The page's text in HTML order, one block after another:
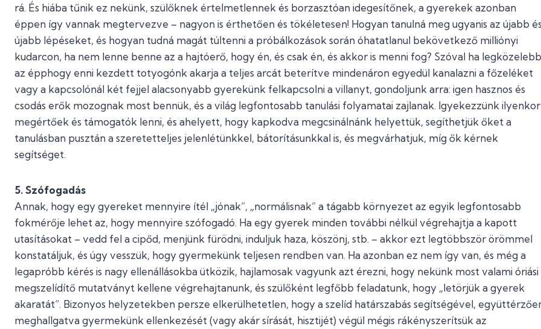
rá. És hiába tűnik ez nekünk, szülőknek értelmetlennek és borzasztóan idegesítőnek, a gyerekek azonban
éppen így vannak megtervezve – nagyon is érthetően és tökéletesen! Hogyan tanulná meg ugyanis az újabb és
újabb lépéseket, és hogyan tudná magát túltenni a próbálkozások során óhatatlanul bekövetkező milliónyi
kudarcon, ha nem lenne benne az a hajtóerő, hogy én, és csak én, és akkor is menni fog? Szóval ha legközelebb
az épphogy enni kezdett totyogónk akarja a teljes arcát beterítve mindenáron egyedül kanalazni a főzeléket
vagy a kapcsolónál két fejjel alacsonyabb gyerekünk felkapcsolni a villanyt, gondoljunk arra: igen hasznos és
csodás erők mozognak most bennük, és a világ legfontosabb tanulási folyamatai zajlanak. Igyekezzünk ilyenkor
megértőek és támogatók lenni, és ahelyett, hogy kapkodva megcsinálnánk helyettük, segíthetjük őket a
tanulásban pusztán a szeretetteljes jelenlétünkkel, bátorításunkkal is, és megvárhatjuk, míg ők kérnek
segítséget.
5. Szófogadás
Annak, hogy egy gyereket mennyire ítél „jónak”, „normálisnak” a tágabb környezet az egyik legfontosabb
fokmérője lehet az, hogy mennyire szófogadó. Ha egy gyerek minden további nélkül végrehajtja a kapott
utasításokat – vedd fel a cipőd, menjünk fürödni, induljuk haza, köszönj, stb. – akkor ezt legtöbbször örömmel
konstatáljuk, és úgy vesszük, hogy gyermekünk teljesen rendben van. Ha azonban ez nem így van, és még a
legapróbb kérés is nagy ellenállásokba ütközik, hajlamosak vagyunk azt érezni, hogy nekünk most valami óriási
megszelídítő mutatványt kellene végrehajtanunk, és szülőként legfőbb feladatunk, hogy „letörjük a gyerek
akaratát”. Bizonyos helyzetekben persze elkerülhetetlen, hogy a szelíd határszabás segítségével,
meghallgatva gyermekünk ellenkezését (vagy akár sírását, hisztijét) végül mégis rákényszerítsük az